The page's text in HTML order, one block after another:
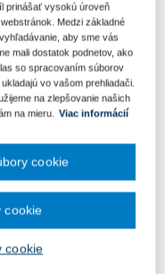
xxx xxxxxxx
o metodické
Z.z. o verejnom
xxxxxxx x xxxxx
x xxxxxxxx
o metodické
4.4.2024 do 25.4.2024
prinášať vysokú úroveň
Medzi základné
aby sme vás
mali dostatok podnetov, ako
so spracovaním súborov
vo vašom prehliadači.
na zlepšovanie našich
na mieru.
Viac informácií
cookie
cookie
cookie